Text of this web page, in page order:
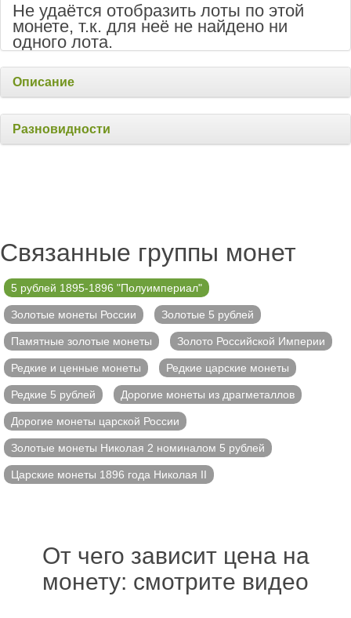
Не удаётся отобразить лоты по этой
монете, т.к. для неё не найдено ни
одного лота.
Описание
Разновидности
Связанные группы монет
5 рублей 1895-1896 "Полуимпериал"
Золотые монеты России Золотые 5 рублей
Памятные золотые монеты Золото Российской Империи
Редкие и ценные монеты Редкие царские монеты
Редкие 5 рублей Дорогие монеты из драгметаллов
Дорогие монеты царской России
Золотые монеты Николая 2 номиналом 5 рублей
Царские монеты 1896 года Николая II
От чего зависит цена на
монету: смотрите видео